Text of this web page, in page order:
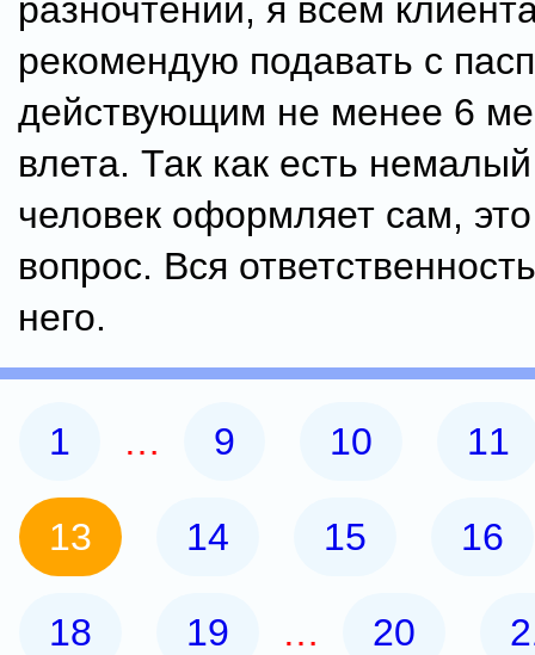
разночтений, я всем
рекомендую подавать с
действующим не менее 6
влета. Так как есть
человек оформляет сам,
вопрос. Вся
него.
1 … 9 10 11
13 14 15 16
18 19 … 20